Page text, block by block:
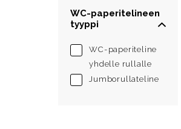
WC-paperitelineen
tyyppi
WC-paperiteline
yhdelle rullalle
Jumborullateline